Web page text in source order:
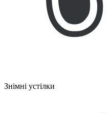
Знімні устілки